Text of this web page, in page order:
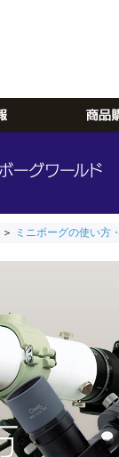
＞ ミニボーグの使い方